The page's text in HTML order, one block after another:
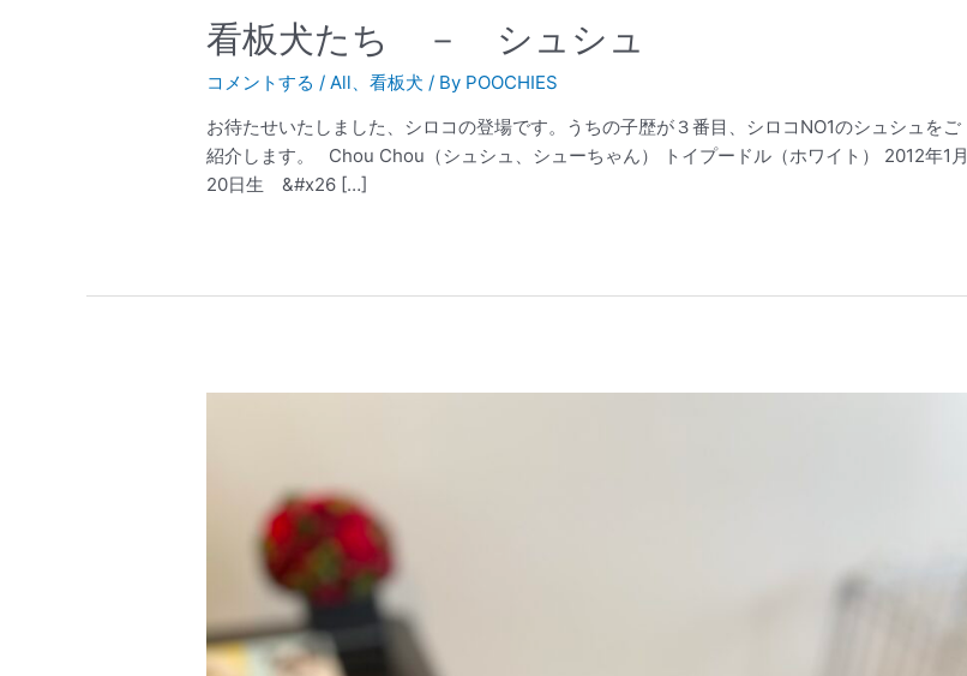
看板犬たち － シュシュ
コメントする / All 、看板犬 / By POOCHIES
お待たせいたしました、シロコの登場です。うちの子歴が３番目、シロコNO1のシュシュをご
紹介します。 Chou Chou（シュシュ、シューちゃん） トイプードル（ホワイト） 2012年1月
20日生 &#x26 […]